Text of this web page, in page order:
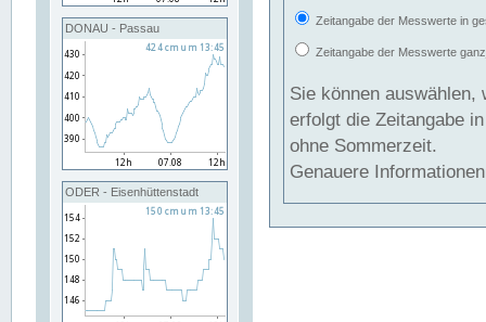
DONAU - Passau
ODER - Eisenhüttenstadt
Zeitangabe der Messwerte in
Zeitangabe der Messwerte
Sie können auswählen,
erfolgt die Zeitangabe
ohne Sommerzeit.
Genauere